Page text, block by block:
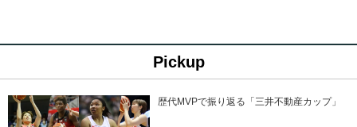
Pickup
歴代MVPで振り返る「三井不動産カップ」